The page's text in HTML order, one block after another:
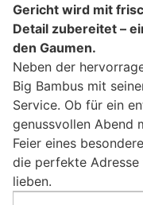
Gericht wird mit
Detail zubereitet –
den Gaumen.
Neben der
Big Bambus mit
Service. Ob für ein
genussvollen Abend
Feier eines
die perfekte Adresse
lieben.